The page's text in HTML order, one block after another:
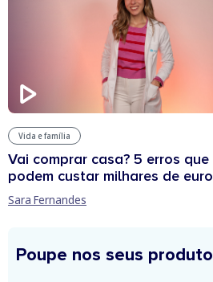
Vida e família
Vai comprar casa? 5 erros que
podem custar milhares de
Sara Fernandes
Poupe nos seus